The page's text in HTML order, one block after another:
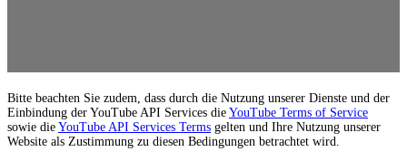
Bitte beachten Sie zudem, dass durch die Nutzung unserer Dienste und der
Einbindung der YouTube API Services die YouTube Terms of Service
sowie die YouTube API Services Terms gelten und Ihre Nutzung unserer
Website als Zustimmung zu diesen Bedingungen betrachtet wird.